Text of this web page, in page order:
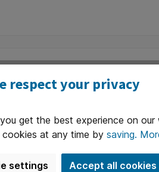
respect your privacy
get the best experience on
at any time by saving.
settings Accept all cookies